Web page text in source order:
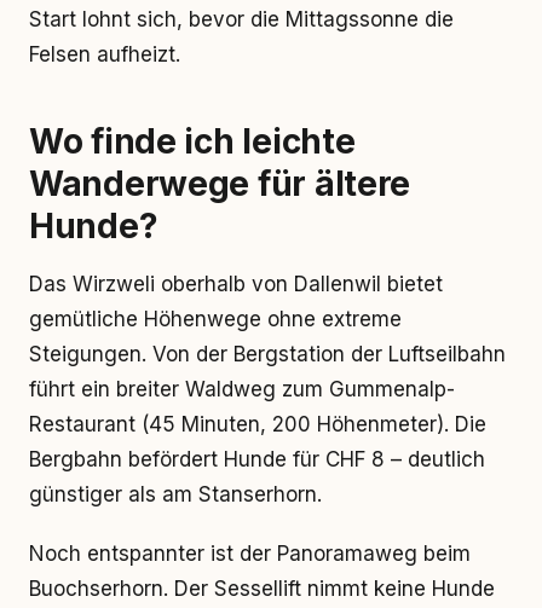
Start lohnt sich, bevor die Mittagssonne die
Felsen aufheizt.
Wo finde ich leichte
Wanderwege für ältere
Hunde?
Das Wirzweli oberhalb von Dallenwil bietet
gemütliche Höhenwege ohne extreme
Steigungen. Von der Bergstation der Luftseilbahn
führt ein breiter Waldweg zum Gummenalp-
Restaurant (45 Minuten, 200 Höhenmeter). Die
Bergbahn befördert Hunde für CHF 8 – deutlich
günstiger als am Stanserhorn.
Noch entspannter ist der Panoramaweg beim
Buochserhorn. Der Sessellift nimmt keine Hunde